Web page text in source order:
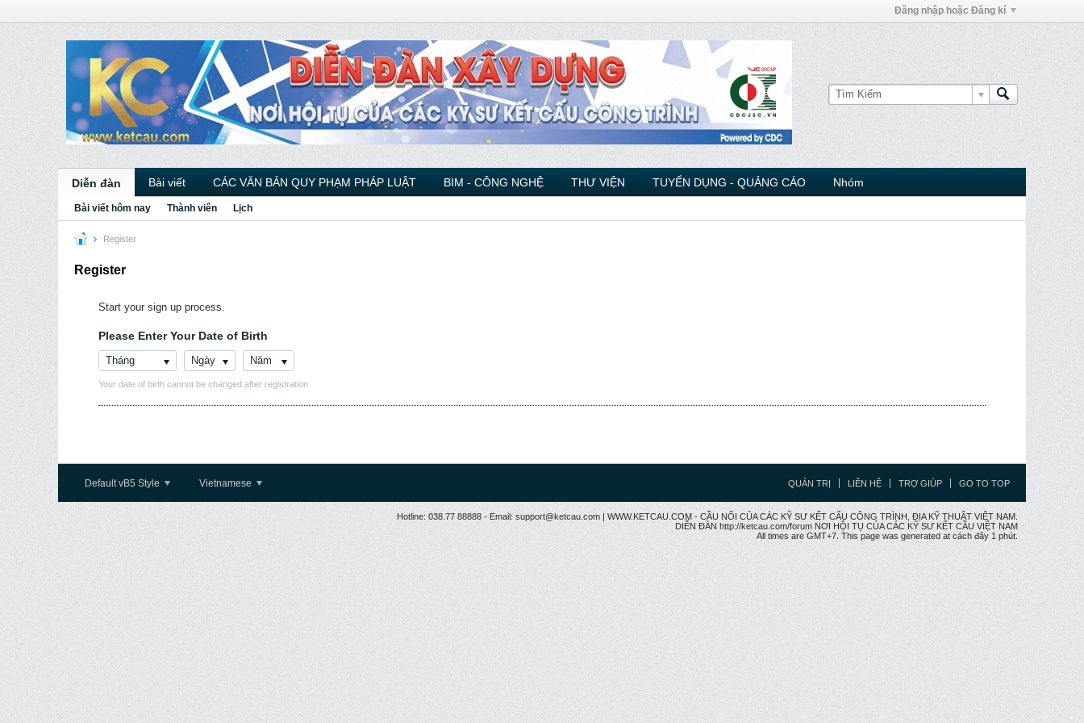
Đăng nhập hoặc Đăng kí
Diễn đàn Bài viết CÁC VĂN BẢN QUY PHẠM PHÁP LUẬT BIM - CÔNG NGHỆ THƯ VIỆN TUYỂN DỤNG - QUẢNG CÁO Nhóm
Bài viết hôm nay Thành viên Lịch
Register
Register
Start your sign up process.
Please Enter Your Date of Birth
Tháng Ngày Năm
Your date of birth cannot be changed after registration.
Default vB5 Style Vietnamese QUẢN TRỊ LIÊN HỆ TRỢ GIÚP GO TO TOP
Hotline: 038.77 88888 - Email: support@ketcau.com | WWW.KETCAU.COM - CẦU NỐI CỦA CÁC KỸ SƯ KẾT CẤU CÔNG TRÌNH, ĐỊA KỸ THUẬT VIỆT NAM.
DIỄN ĐÀN http://ketcau.com/forum NƠI HỘI TỤ CỦA CÁC KỸ SƯ KẾT CÂU VIỆT NAM
All times are GMT+7. This page was generated at cách đây 1 phút.